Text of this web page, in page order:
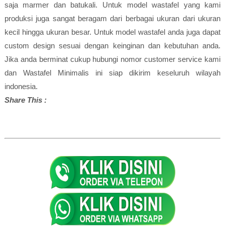
saja marmer dan batukali. Untuk model wastafel yang kami
produksi juga sangat beragam dari berbagai ukuran dari ukuran
kecil hingga ukuran besar. Untuk model wastafel anda juga dapat
custom design sesuai dengan keinginan dan kebutuhan anda.
Jika anda berminat cukup hubungi nomor customer service kami
dan Wastafel Minimalis ini siap dikirim keseluruh wilayah
indonesia.
Share This :